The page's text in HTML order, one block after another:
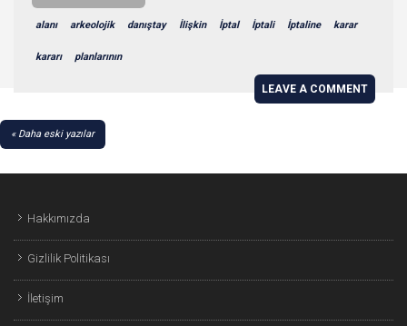
alanı arkeolojik danıştay İlişkin İptal İptali İptaline karar
kararı planlarının
LEAVE A COMMENT
YAZI
Daha eski yazılar
Hakkımızda
Gizlilik Politikası
İletişim